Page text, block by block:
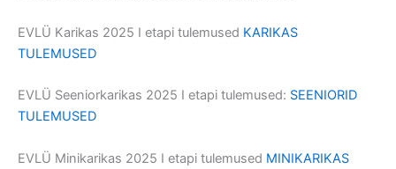
EVLÜ Karikas 2025 I etapi tulemused KARIKAS
TULEMUSED
EVLÜ Seeniorkarikas 2025 I etapi tulemused: SEENIORID
TULEMUSED
EVLÜ Minikarikas 2025 I etapi tulemused MINIKARIKAS